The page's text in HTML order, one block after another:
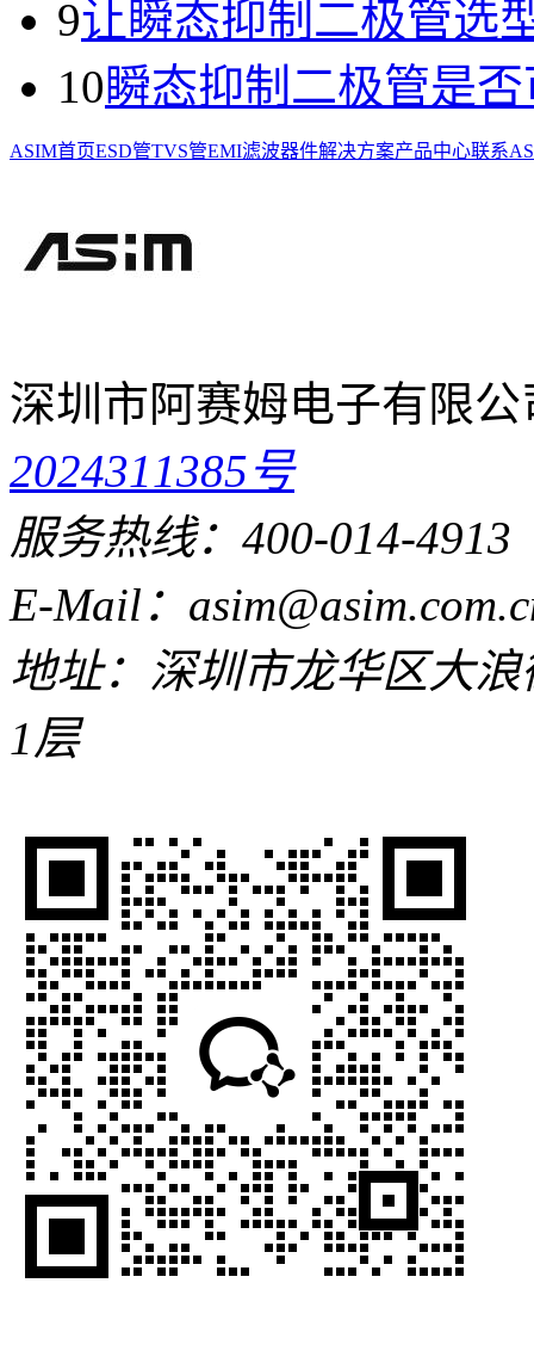
9让瞬态抑制二极管选
10瞬态抑制二极管是
ASIM首页ESD管TVS管EMI滤波器件解决方案产品中心联系
深圳市阿赛姆电子有限
2024311385号
服务热线：400-014-4913
E-Mail：
地址：深圳市龙华区大
1层